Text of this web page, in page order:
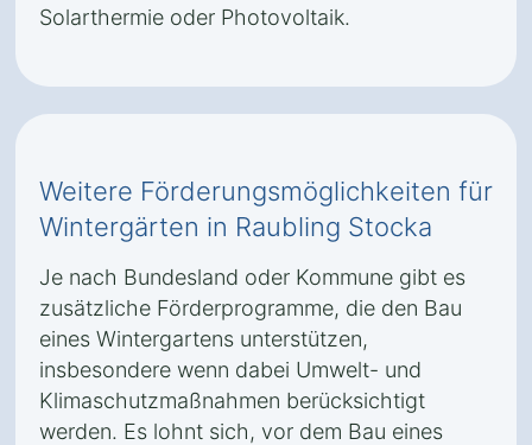
Solarthermie oder Photovoltaik.
Weitere Förderungsmöglichkeiten für
Wintergärten in Raubling Stocka
Je nach Bundesland oder Kommune gibt es
zusätzliche Förderprogramme, die den Bau
eines Wintergartens unterstützen,
insbesondere wenn dabei Umwelt- und
Klimaschutzmaßnahmen berücksichtigt
werden. Es lohnt sich, vor dem Bau eines